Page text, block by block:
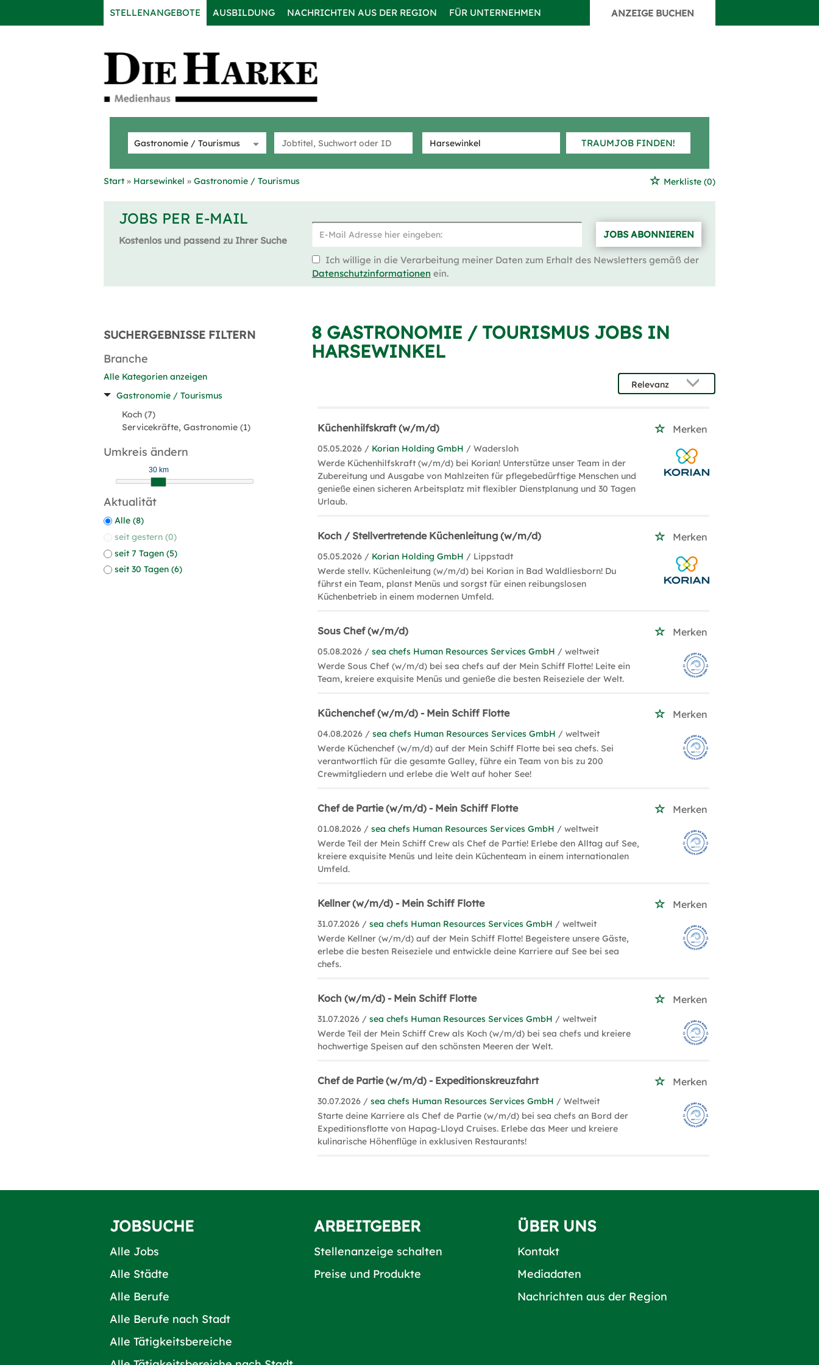
STELLENANGEBOTE AUSBILDUNG NACHRICHTEN AUS DER REGION FÜR UNTERNEHMEN ANZEIGE BUCHEN
TRAUMJOB FINDEN!
Start Harsewinkel Gastronomie / Tourismus Merkliste (0)
JOBS PER E-MAIL
Kostenlos und passend zu Ihrer Suche
JOBS ABONNIEREN
Ich willige in die Verarbeitung meiner Daten zum Erhalt des Newsletters gemäß der
Datenschutzinformationen ein.
SUCHERGEBNISSE FILTERN
Branche
Alle Kategorien anzeigen
Gastronomie / Tourismus
Koch (7)
Servicekräfte, Gastronomie (1)
Umkreis ändern
30 km
Aktualität
Alle (8)
seit gestern (0)
seit 7 Tagen (5)
seit 30 Tagen (6)
8 GASTRONOMIE / TOURISMUS JOBS IN
HARSEWINKEL
Küchenhilfskraft (w/m/d) Merken
05.05.2026 / Korian Holding GmbH / Wadersloh
Werde Küchenhilfskraft (w/m/d) bei Korian! Unterstütze unser Team in der
Zubereitung und Ausgabe von Mahlzeiten für pflegebedürftige Menschen und
genieße einen sicheren Arbeitsplatz mit flexibler Dienstplanung und 30 Tagen
Urlaub.
Koch / Stellvertretende Küchenleitung (w/m/d) Merken
05.05.2026 / Korian Holding GmbH / Lippstadt
Werde stellv. Küchenleitung (w/m/d) bei Korian in Bad Waldliesborn! Du
führst ein Team, planst Menüs und sorgst für einen reibungslosen
Küchenbetrieb in einem modernen Umfeld.
Sous Chef (w/m/d) Merken
05.08.2026 /sea chefs Human Resources Services GmbH / weltweit
Werde Sous Chef (w/m/d) bei sea chefs auf der Mein Schiff Flotte! Leite ein
Team, kreiere exquisite Menüs und genieße die besten Reiseziele der Welt.
Küchenchef (w/m/d) - Mein Schiff Flotte Merken
04.08.2026 /sea chefs Human Resources Services GmbH / weltweit
Werde Küchenchef (w/m/d) auf der Mein Schiff Flotte bei sea chefs. Sei
verantwortlich für die gesamte Galley, führe ein Team von bis zu 200
Crewmitgliedern und erlebe die Welt auf hoher See!
Chef de Partie (w/m/d) - Mein Schiff Flotte Merken
01.08.2026 /sea chefs Human Resources Services GmbH / weltweit
Werde Teil der Mein Schiff Crew als Chef de Partie! Erlebe den Alltag auf See,
kreiere exquisite Menüs und leite dein Küchenteam in einem internationalen
Umfeld.
Kellner (w/m/d) - Mein Schiff Flotte Merken
31.07.2026 /sea chefs Human Resources Services GmbH / weltweit
Werde Kellner (w/m/d) auf der Mein Schiff Flotte! Begeistere unsere Gäste,
erlebe die besten Reiseziele und entwickle deine Karriere auf See bei sea
chefs.
Koch (w/m/d) - Mein Schiff Flotte Merken
31.07.2026 /sea chefs Human Resources Services GmbH / weltweit
Werde Teil der Mein Schiff Crew als Koch (w/m/d) bei sea chefs und kreiere
hochwertige Speisen auf den schönsten Meeren der Welt.
Chef de Partie (w/m/d) - Expeditionskreuzfahrt Merken
30.07.2026 /sea chefs Human Resources Services GmbH / Weltweit
Starte deine Karriere als Chef de Partie (w/m/d) bei sea chefs an Bord der
Expeditionsflotte von Hapag-Lloyd Cruises. Erlebe das Meer und kreiere
kulinarische Höhenflüge in exklusiven Restaurants!
JOBSUCHE
Alle Jobs
Alle Städte
Alle Berufe
Alle Berufe nach Stadt
Alle Tätigkeitsbereiche
ARBEITGEBER
Stellenanzeige schalten
Preise und Produkte
ÜBER UNS
Kontakt
Mediadaten
Nachrichten aus der Region